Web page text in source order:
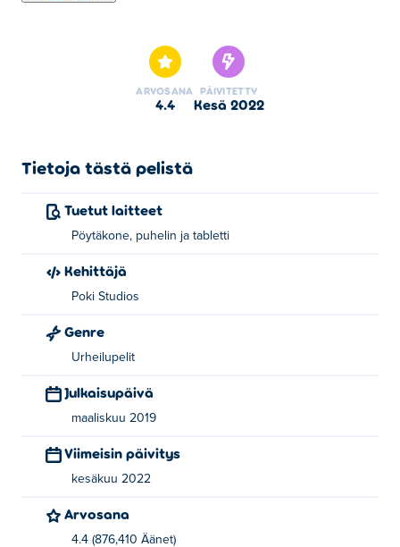
Urheilupelit -kategorian peleistä.
ARVOSANA
4.4
PÄIVITETTY
kesä 2022
Tietoja tästä pelistä
Tuetut laitteet
Pöytäkone, puhelin ja tabletti
Kehittäjä
Poki Studios
Genre
Urheilupelit
Julkaisupäivä
maaliskuu 2019
Viimeisin päivitys
kesäkuu 2022
Arvosana
4.4 (876,410 Äänet)